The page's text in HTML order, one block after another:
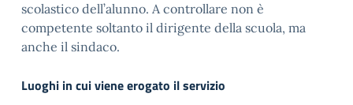
scolastico dell’alunno. A controllare non è
competente soltanto il dirigente della scuola, ma
anche il sindaco.
Luoghi in cui viene erogato il servizio